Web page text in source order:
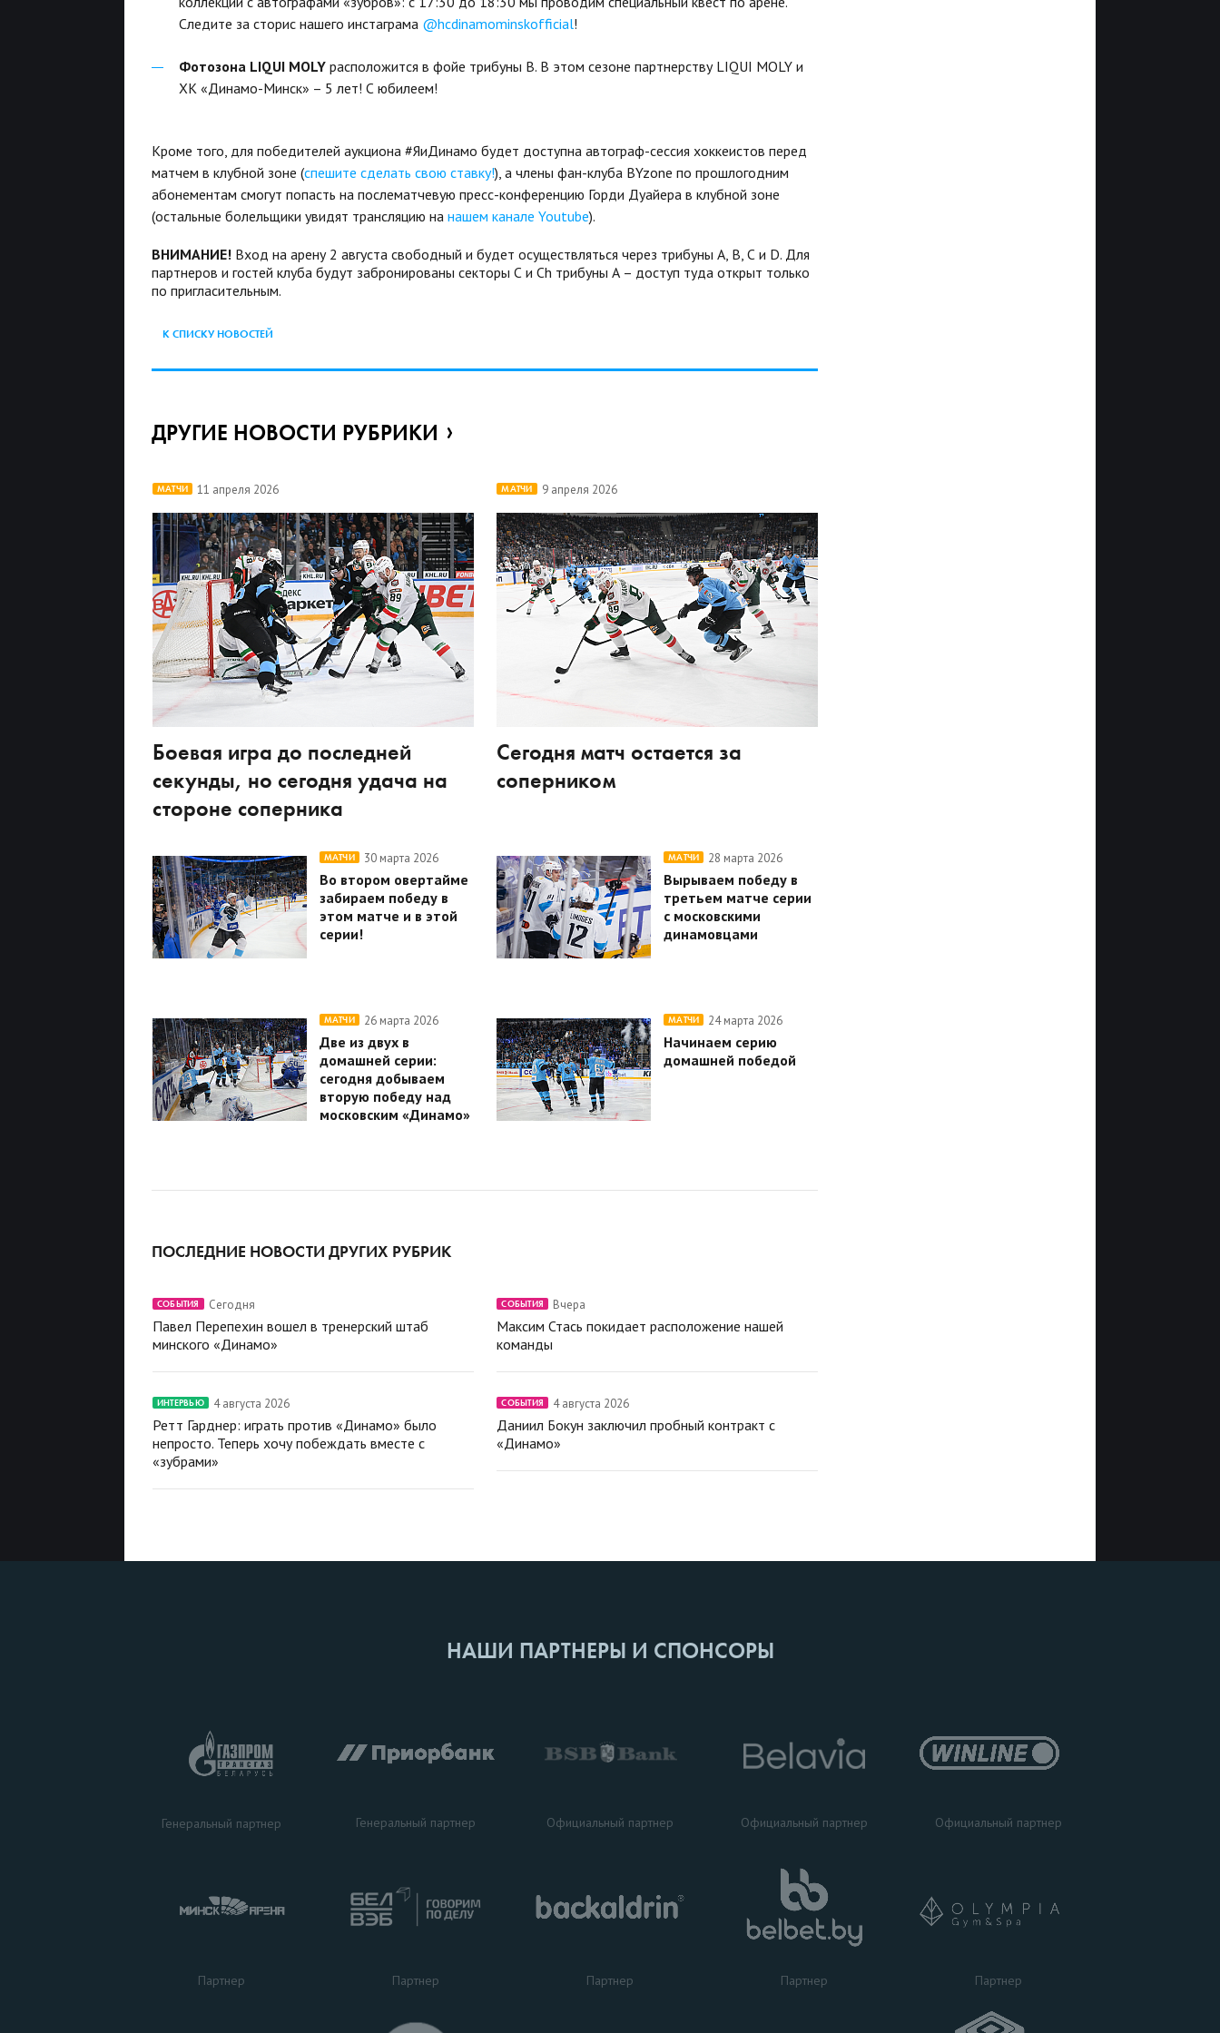
Следите за сторис нашего инстаграма @hcdinamominskofficial!
Фотозона LIQUI MOLY расположится в фойе трибуны B. В этом сезоне партнерству LIQUI MOLY и
ХК «Динамо-Минск» – 5 лет! С юбилеем!
Кроме того, для победителей аукциона #ЯиДинамо будет доступна автограф-сессия хоккеистов перед
матчем в клубной зоне (спешите сделать свою ставку!), а члены фан-клуба BYzone по прошлогодним
абонементам смогут попасть на послематчевую пресс-конференцию Горди Дуайера в клубной зоне
(остальные болельщики увидят трансляцию на нашем канале Youtube).
ВНИМАНИЕ! Вход на арену 2 августа свободный и будет осуществляться через трибуны А, В, С и D. Для
партнеров и гостей клуба будут забронированы секторы С и Сh трибуны А – доступ туда открыт только
по пригласительным.
К СПИСКУ НОВОСТЕЙ
ДРУГИЕ НОВОСТИ РУБРИКИ
МАТЧИ 11 апреля 2026
Боевая игра до последней
секунды, но сегодня удача на
стороне соперника
МАТЧИ 9 апреля 2026
Сегодня матч остается за
соперником
МАТЧИ 30 марта 2026
Во втором овертайме
забираем победу в
этом матче и в этой
серии!
МАТЧИ 28 марта 2026
Вырываем победу в
третьем матче серии
с московскими
динамовцами
МАТЧИ 26 марта 2026
Две из двух в
домашней серии:
сегодня добываем
вторую победу над
московским «Динамо»
МАТЧИ 24 марта 2026
Начинаем серию
домашней победой
ПОСЛЕДНИЕ НОВОСТИ ДРУГИХ РУБРИК
СОБЫТИЯ Сегодня
Павел Перепехин вошел в тренерский штаб
минского «Динамо»
СОБЫТИЯ Вчера
Максим Стась покидает расположение нашей
команды
ИНТЕРВЬЮ 4 августа 2026
Ретт Гарднер: играть против «Динамо» было
непросто. Теперь хочу побеждать вместе с
«зубрами»
СОБЫТИЯ 4 августа 2026
Даниил Бокун заключил пробный контракт с
«Динамо»
НАШИ ПАРТНЕРЫ И СПОНСОРЫ
Генеральный партнер Генеральный партнер Официальный партнер Официальный партнер Официальный партнер
Партнер Партнер Партнер Партнер Партнер